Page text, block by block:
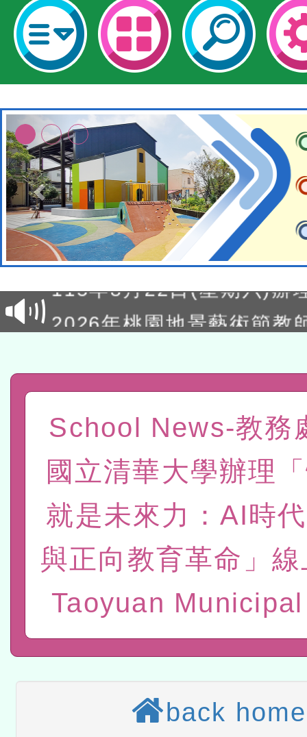
轉知經濟部水利署委託財
位及節水達人選拔活動」
市孔廟祈福系列活動—儒
2026年桃園地景藝術節教
宜
轉知教育部國民及學前教
灣師範大學辦理「114至
進學校輔導計畫師資專業
計畫
函轉國家教育研究院中心
民族教育政策研討會「原
趨勢與發展」
轉知教育部國民及學前教
政府教育局辦理「115年
研習實施計畫－夢的N次
北場」計畫
函轉國立臺灣師範大學辦
臺北學習中心115年度第2
班」招生簡章及EDM
轉知有關國立成功大學辦
共融平台-教案暨教學示範
教育部國民及學前教育署
擴大為「滿6個月以上尚
措施，延長至115年9月28
研究院辦理「115年表揚
位及節水達人選拔活動」
115年8月22日(星期六)辦
市孔廟祈福系列活動—儒
航」
2026年桃園地景藝術節教
「2026桃園藝術巡演」活
轉知教育部國民及學前教
School News-教務
國立清華大學辦理
就是未來力：AI時
與正向教育革命」
Taoyuan
back home